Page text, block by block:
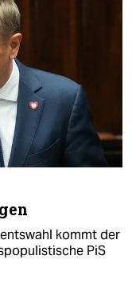
kommt der
PiS